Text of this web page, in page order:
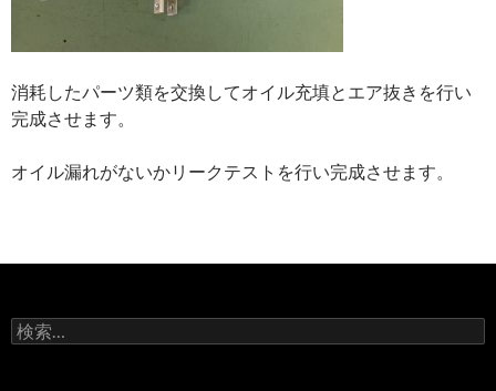
消耗したパーツ類を交換してオイル充填とエア抜きを行い
完成させます。
オイル漏れがないかリークテストを行い完成させます。
検
索